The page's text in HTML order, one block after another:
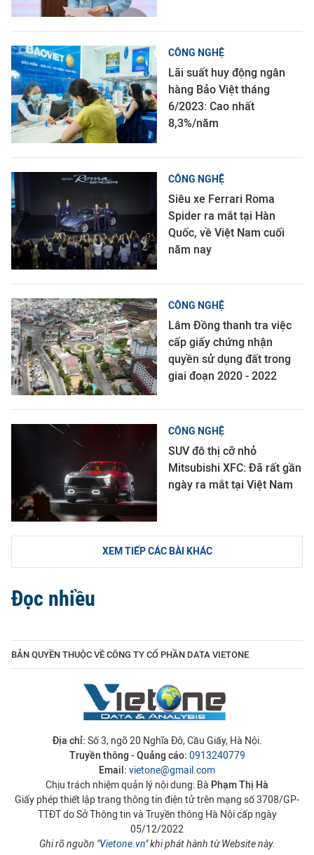
CÔNG NGHỆ
Lãi suất huy động ngân
hàng Bảo Việt tháng
6/2023: Cao nhất
8,3%/năm
CÔNG NGHỆ
Siêu xe Ferrari Roma
Spider ra mắt tại Hàn
Quốc, về Việt Nam cuối
năm nay
CÔNG NGHỆ
Lâm Đồng thanh tra việc
cấp giấy chứng nhận
quyền sử dụng đất trong
giai đoạn 2020 - 2022
CÔNG NGHỆ
SUV đô thị cỡ nhỏ
Mitsubishi XFC: Đã rất gần
ngày ra mắt tại Việt Nam
XEM TIẾP CÁC BÀI KHÁC
Đọc nhiều
BẢN QUYỀN THUỘC VỀ CÔNG TY CỔ PHẦN DATA VIETONE
Địa chỉ: Số 3, ngõ 20 Nghĩa Đô, Cầu Giấy, Hà Nội.
Truyền thông - Quảng cáo: 0913240779
Email: vietone@gmail.com
Chịu trách nhiệm quản lý nội dung: Bà Phạm Thị Hà
Giấy phép thiết lập trang thông tin điện tử trên mạng số 3708/GP-
TTĐT do Sở Thông tin và Truyền thông Hà Nội cấp ngày
05/12/2022
Ghi rõ nguồn "Vietone.vn" khi phát hành từ Website này.